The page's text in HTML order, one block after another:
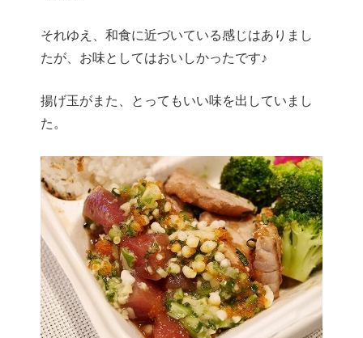
それゆえ、和食に近づいている感じはありまし
たが、お味としてはおいしかったです♪
揚げ玉がまた、とってもいい味を出していまし
た。